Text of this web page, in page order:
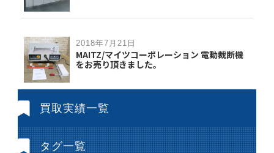
2018年7月21日
MAITZ/マイツコーポレーション 電動裁断機
をお売り頂きました。
買取実績一覧
タグ一覧